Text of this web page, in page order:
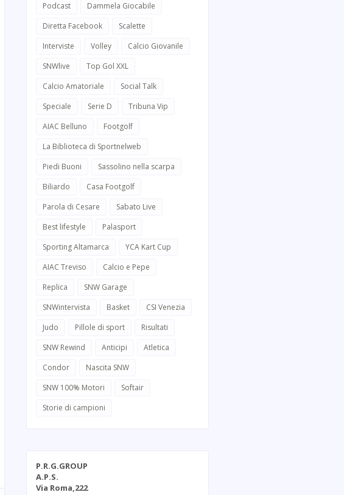
Podcast
Dammela Giocabile
Diretta Facebook
Scalette
Interviste
Volley
Calcio Giovanile
SNWlive
Top Gol XXL
Calcio Amatoriale
Social Talk
Speciale
Serie D
Tribuna Vip
AIAC Belluno
Footgolf
La Biblioteca di Sportnelweb
Piedi Buoni
Sassolino nella scarpa
Biliardo
Casa Footgolf
Parola di Cesare
Sabato Live
Best lifestyle
Palasport
Sporting Altamarca
YCA Kart Cup
AIAC Treviso
Calcio e Pepe
Replica
SNW Garage
SNWintervista
Basket
CSI Venezia
Judo
Pillole di sport
Risultati
SNW Rewind
Anticipi
Atletica
Condor
Nascita SNW
SNW 100% Motori
Softair
Storie di campioni
P.R.G.GROUP
A.P.S.
Via Roma,222